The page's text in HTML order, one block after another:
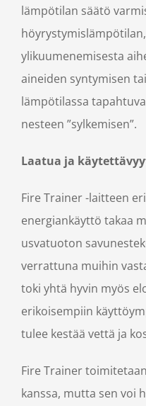
lämpötilan säätö
ylikuumenemisesta
aineiden syntymisen
lämpötilassa
nesteen ”sylkemisen”.
Laatua ja
Fire Trainer -laitteen
energiankäyttö takaa
usvatuoton
verrattuna muihin
toki yhtä hyvin myös
erikoisempiin
tulee kestää vettä ja
Fire Trainer
kanssa, mutta sen voi